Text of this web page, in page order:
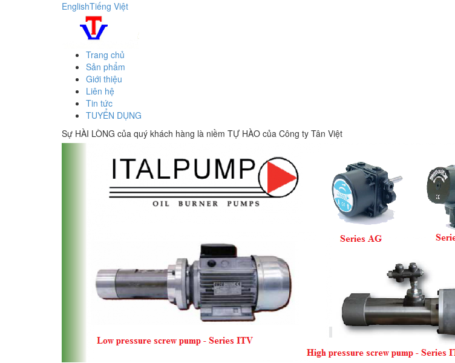
EnglishTiếng Việt
Trang chủ
Sản phẩm
Giới thiệu
Liên hệ
Tin tức
TUYỂN DỤNG
Sự HÀI LÒNG của quý khách hàng là niềm TỰ HÀO của Công ty Tân Việt